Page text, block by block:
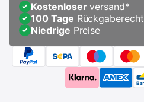
Kostenloserversand*
100 Tage Rückgaberecht
Niedrige Preise